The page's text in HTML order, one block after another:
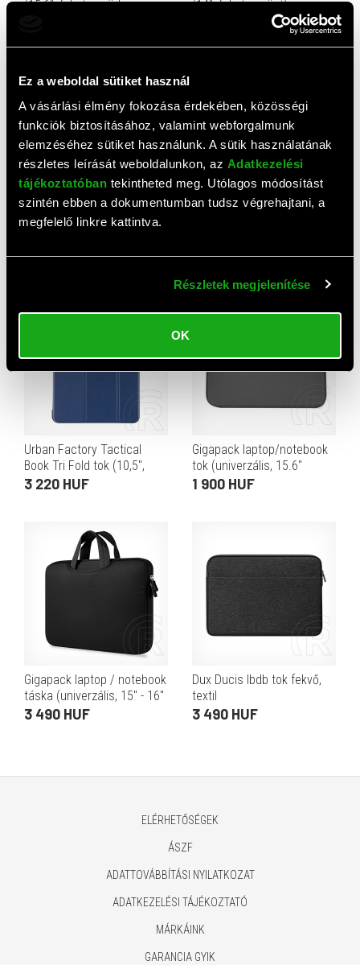
Ez a weboldal sütiket használ
A vásárlási élmény fokozása érdekében, közösségi
funkciók biztosításához, valamint webforgalmunk
elemzéséhez sütiket használunk. A sütik használatának
részletes leírását weboldalunkon, az Adatkezelési
tájékoztatóban tekintheted meg. Utólagos módosítást
szintén ebben a dokumentumban tudsz végrehajtani, a
megfelelő linkre kattintva.
Részletek megjelenítése
OK
(15,6", fekete-szürke,
(14", fekete-ezüst)
HP Reversible laptopvédő
7 210 HUF 6 980 HUF
Urban Factory Tactical
Book Tri Fold tok (10,5",
X200/X205, Galaxy Tab A8,
3 220 HUF
Gigapack laptop/notebook
tok (univerzális, 15.6"
méret, 400x305x20mm,
1 900 HUF
Gigapack laptop / notebook
táska (univerzális, 15" - 16"
méret, karcolásmentesítő
3 490 HUF
Dux Ducis lbdb tok fekvő,
textil
laptop/notebook/tablet
3 490 HUF
ELÉRHETŐSÉGEK
ÁSZF
ADATTOVÁBBÍTÁSI NYILATKOZAT
ADATKEZELÉSI TÁJÉKOZTATÓ
MÁRKÁINK
GARANCIA GYIK